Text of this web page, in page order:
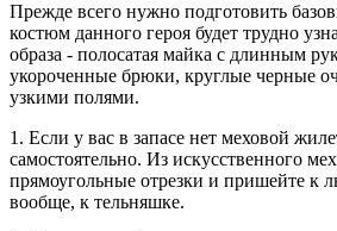
Прежде всего нужно подготовить
костюм данного героя будет трудно
образа - полосатая майка с длинным
укороченные брюки, круглые черные
узкими полями.
1. Если у вас в запасе нет меховой
самостоятельно. Из искусственного
прямоугольные отрезки и пришейте к
вообще, к тельняшке.